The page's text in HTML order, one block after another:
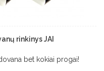
rinkinys JAI
bet kokiai progai!